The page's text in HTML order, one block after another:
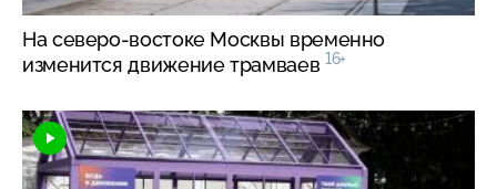
На северо-востокеМосквы временно
изменится движение трамваев 16+